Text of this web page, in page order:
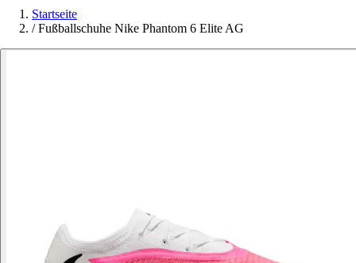
Startseite
/ Fußballschuhe Nike Phantom 6 Elite AG